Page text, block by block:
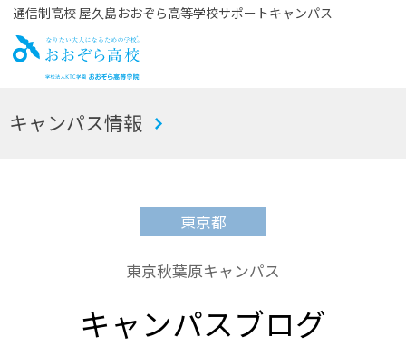
通信制高校 屋久島おおぞら高等学校サポートキャンパス
お
キャンパス情報
東京都
東京秋葉原キャンパス
キャンパスブログ